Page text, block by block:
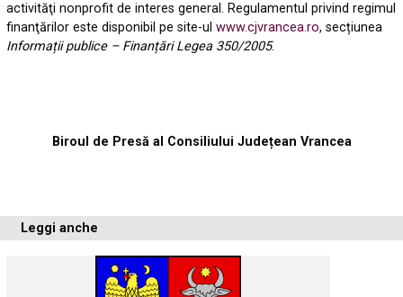
activităţi nonprofit de interes general. Regulamentul privind regimul
finanţărilor este disponibil pe site-ulwww.cjvrancea.ro, secțiunea
Informații publice – Finanțări Legea 350/2005.
Biroul de Presă al Consiliului Județean Vrancea
Leggi anche